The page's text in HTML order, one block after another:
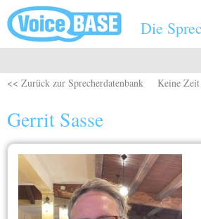
Direkt zum Inhalt
Die
<< Zurück zur Sprecherdatenbank Keine Zeit
Gerrit Sasse